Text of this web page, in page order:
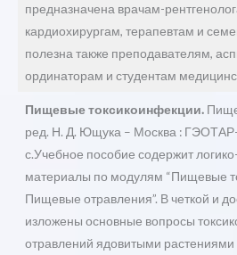
предназначена врачам-
кардиохирургам, терапевтам и
полезна также преподавателям,
ординаторам и студентам
Пищевые токсикоинфекции.
ред. Н. Д. Ющука – Москва :
с.Учебное пособие содержит
материалы по модулям “Пищевые
Пищевые отравления”. В четкой и
изложены основные вопросы
отравлений ядовитыми растениями